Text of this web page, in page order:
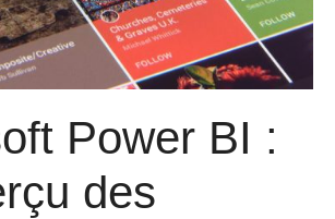
Power BI :
des